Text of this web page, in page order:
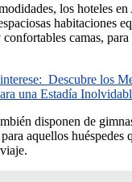
los hoteles
habitaciones
camas,
Descubre los
una Estadía
disponen de
aquellos huéspedes